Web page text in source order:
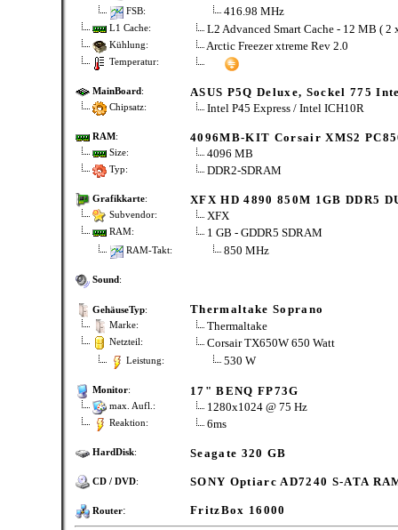
FSB: 416.98 MHz
L1 Cache: L2 Advanced Smart Cache - 12 MB (
Kühlung: Arctic Freezer xtreme Rev 2.0
Temperatur:
MainBoard: ASUS P5Q Deluxe, Sockel 775
Chipsatz: Intel P45 Express / Intel ICH10R
RAM: 4096MB-KIT Corsair XMS2
Size: 4096 MB
Typ: DDR2-SDRAM
Grafikkarte: XFX HD 4890 850M 1GB DDR5
Subvendor: XFX
RAM: 1 GB - GDDR5 SDRAM
RAM-Takt: 850 MHz
Sound:
GehäuseTyp: Thermaltake Soprano
Marke: Thermaltake
Netzteil: Corsair TX650W 650 Watt
Leistung: 530 W
Monitor: 17" BENQ FP73G
max. Aufl.: 1280x1024 @ 75 Hz
Reaktion: 6ms
HardDisk: Seagate 320 GB
CD / DVD: SONY Optiarc AD7240 S-ATA
Router: FritzBox 16000